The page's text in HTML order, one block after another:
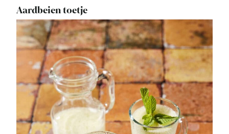
Aardbeien toetje